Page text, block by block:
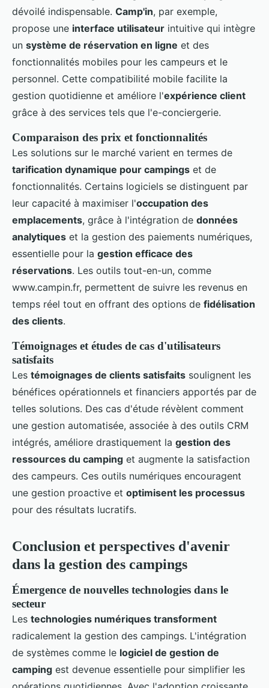
dévoilé indispensable. Camp'in, par exemple,
propose une interface utilisateur intuitive qui intègre
un système de réservation en ligne et des
fonctionnalités mobiles pour les campeurs et le
personnel. Cette compatibilité mobile facilite la
gestion quotidienne et améliore l'expérience client
grâce à des services tels que l'e-conciergerie.
Comparaison des prix et fonctionnalités
Les solutions sur le marché varient en termes de
tarification dynamique pour campings et de
fonctionnalités. Certains logiciels se distinguent par
leur capacité à maximiser l'occupation des
emplacements, grâce à l'intégration de données
analytiques et la gestion des paiements numériques,
essentielle pour la gestion efficace des
réservations. Les outils tout-en-un, comme
www.campin.fr, permettent de suivre les revenus en
temps réel tout en offrant des options de fidélisation
des clients.
Témoignages et études de cas d'utilisateurs
satisfaits
Les témoignages de clients satisfaits soulignent les
bénéfices opérationnels et financiers apportés par de
telles solutions. Des cas d'étude révèlent comment
une gestion automatisée, associée à des outils CRM
intégrés, améliore drastiquement la gestion des
ressources du camping et augmente la satisfaction
des campeurs. Ces outils numériques encouragent
une gestion proactive et optimisent les processus
pour des résultats lucratifs.
Conclusion et perspectives d'avenir
dans la gestion des campings
Émergence de nouvelles technologies dans le
secteur
Les technologies numériques transforment
radicalement la gestion des campings. L'intégration
de systèmes comme le logiciel de gestion de
camping est devenue essentielle pour simplifier les